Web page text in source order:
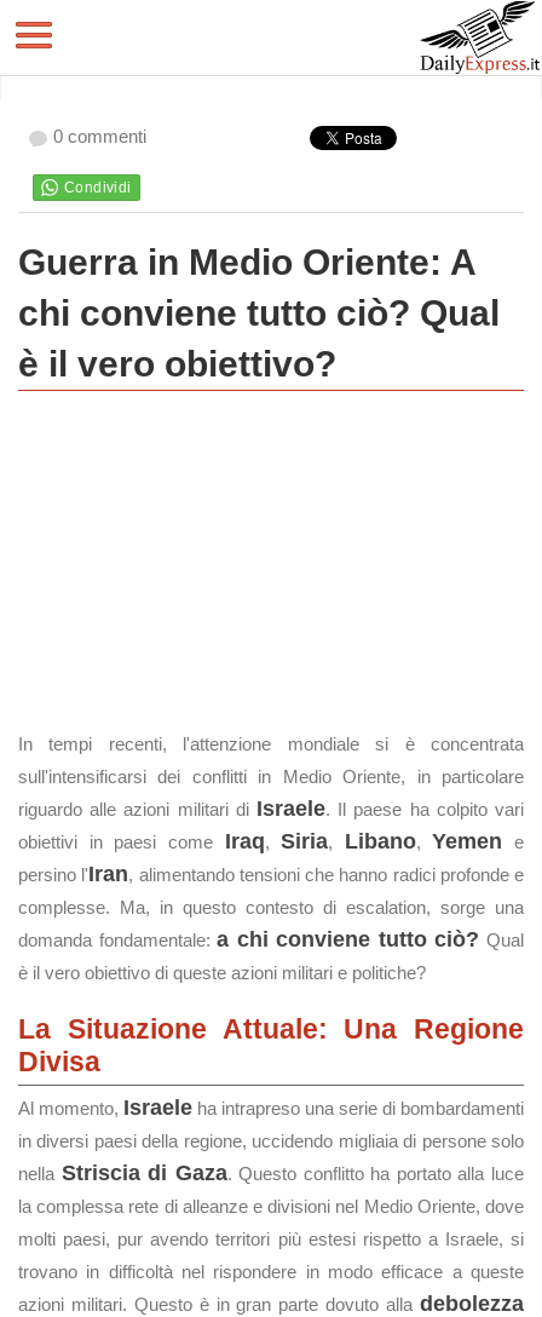
0 commenti
Guerra in Medio Oriente: A
chi conviene tutto ciò? Qual
è il vero obiettivo?
In tempi recenti, l'attenzione mondiale si è concentrata
sull'intensificarsi dei conflitti in Medio Oriente, in particolare
riguardo alle azioni militari di Israele. Il paese ha colpito vari
obiettivi in paesi come Iraq,Siria, Libano,Yemen e
persino l'Iran, alimentando tensioni che hanno radici profonde e
complesse. Ma, in questo contesto di escalation, sorge una
domanda fondamentale:a chi conviene tutto ciò? Qual
è il vero obiettivo di queste azioni militari e politiche?
La Situazione Attuale: Una Regione
Divisa
Al momento, Israele ha intrapreso una serie di bombardamenti
in diversi paesi della regione, uccidendo migliaia di persone solo
nella Striscia di Gaza. Questo conflitto ha portato alla luce
la complessa rete di alleanze e divisioni nel Medio Oriente, dove
molti paesi, pur avendo territori più estesi rispetto a Israele, si
trovano in difficoltà nel rispondere in modo efficace a queste
azioni militari. Questo è in gran parte dovuto alla debolezza